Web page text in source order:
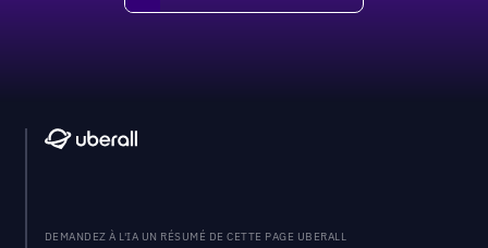
DEMANDEZ À L'IA UN RÉSUMÉ DE CETTE PAGE UBERALL